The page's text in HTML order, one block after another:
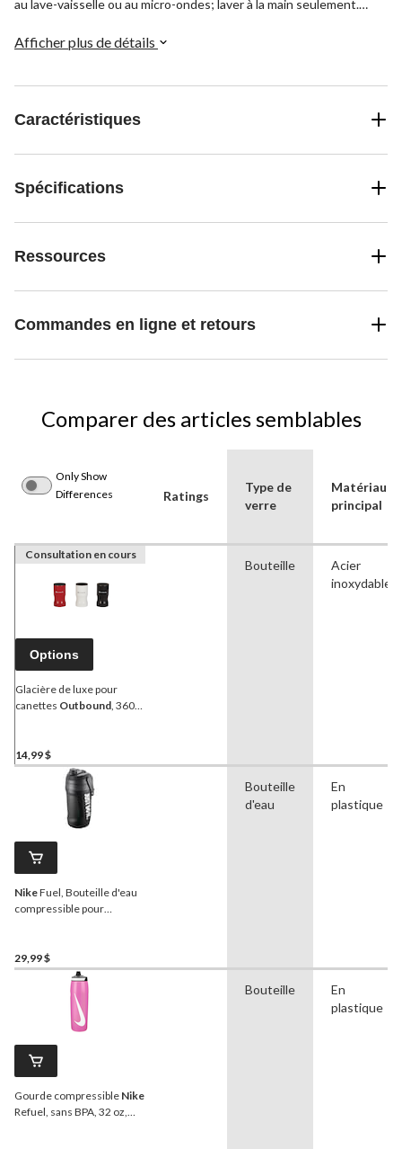
au lave-vaisselle ou au micro-ondes; laver à la main seulement.
Afficher plus de détails
Caractéristiques
Spécifications
Ressources
Commandes en ligne et retours
Comparer des articles semblables
Only Show
Differences
Ratings
Type de
verre
Matériau
principal
Consultation en cours
Options
Glacière de luxe pour
canettes Outbound , 360
14,99 $
Bouteille
Acier
inoxydable
NikeFuel, Bouteille d'eau
compressible pour
29,99 $
Bouteille
d'eau
En
plastique
Gourde compressible Nike
Refuel, sans BPA, 32 oz,
Bouteille
En
plastique